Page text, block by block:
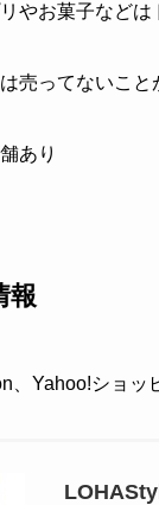
やお菓子などは
売ってないこと
あり
報
、Yahoo!ショッ